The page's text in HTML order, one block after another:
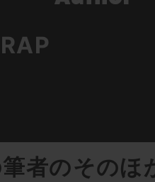
者のそのほ